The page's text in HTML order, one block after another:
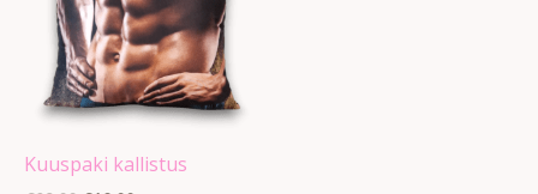
Kuuspaki kallistus